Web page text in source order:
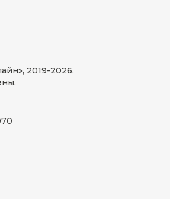
2019-2026.